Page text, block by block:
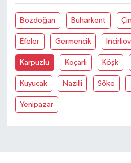
Bozdoğan Buharkent
Efeler Germencik
Karpuzlu Koçarli Köşk
Kuyucak Nazilli Söke
Yenipazar